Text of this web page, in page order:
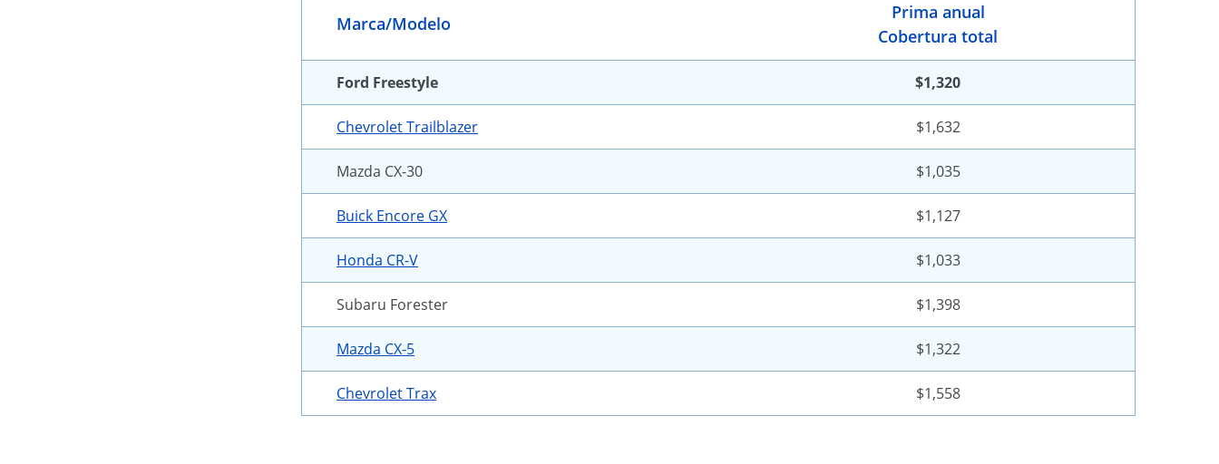
Marca/Modelo
Prima anual
Cobertura total
Ford Freestyle $1,320
Chevrolet Trailblazer $1,632
Mazda CX-30 $1,035
Buick Encore GX $1,127
Honda CR-V $1,033
Subaru Forester $1,398
Mazda CX-5 $1,322
Chevrolet Trax $1,558